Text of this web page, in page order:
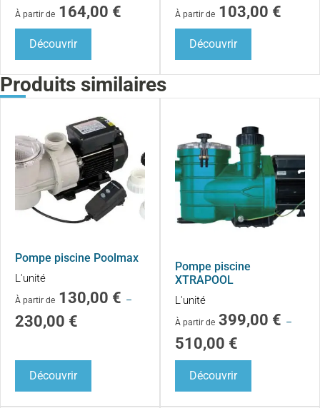
À partir de 164,00 €
Découvrir
À partir de 103,00 €
Découvrir
Produits similaires
Pompe piscine Poolmax
L'unité
À partir de 130,00 € –
230,00 €
Découvrir
Pompe piscine
XTRAPOOL
L'unité
À partir de 399,00 € –
510,00 €
Découvrir